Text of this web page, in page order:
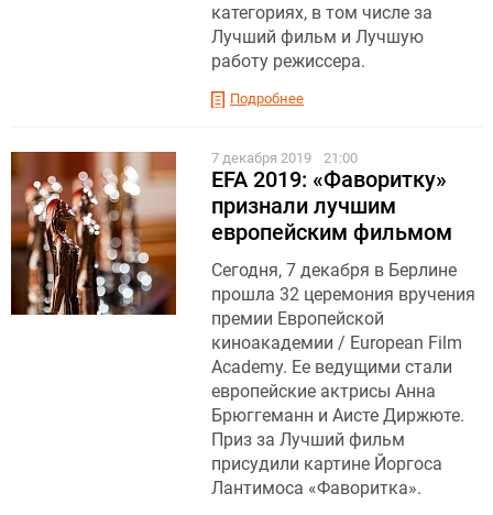
категориях, в том числе за
Лучший фильм и Лучшую
работу режиссера.
Подробнее
7 декабря 2019 21:00
EFA 2019: «Фаворитку»
признали лучшим
европейским фильмом
Сегодня, 7 декабря в Берлине
прошла 32 церемония вручения
премии Европейской
киноакадемии / European Film
Academy. Ее ведущими стали
европейские актрисы Анна
Брюггеманн и Аисте Диржюте.
Приз за Лучший фильм
присудили картине Йоргоса
Лантимоса «Фаворитка».